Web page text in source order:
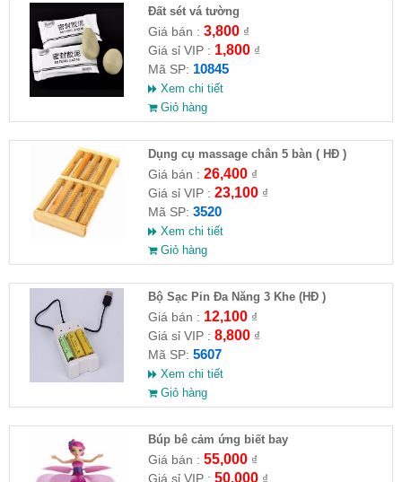
Đất sét vá tường
Giá bán : 3,800₫
Giá sỉ VIP : 1,800₫
Mã SP: 10845
Xem chi tiết
Giỏ hàng
Dụng cụ massage chân 5 bàn ( HĐ )
Giá bán : 26,400₫
Giá sỉ VIP : 23,100₫
Mã SP: 3520
Xem chi tiết
Giỏ hàng
Bộ Sạc Pin Đa Năng 3 Khe (HĐ )
Giá bán : 12,100₫
Giá sỉ VIP : 8,800₫
Mã SP: 5607
Xem chi tiết
Giỏ hàng
​Búp bê cảm ứng biết bay
Giá bán : 55,000₫
Giá sỉ VIP : 50,000₫